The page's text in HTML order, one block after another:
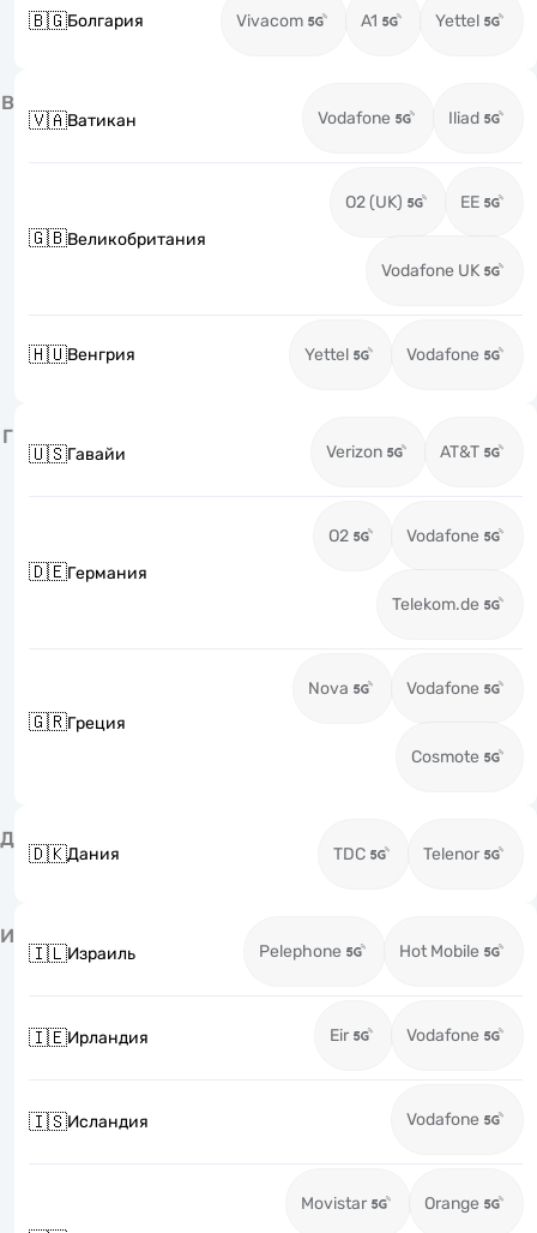
🇧🇬Болгария Vivacom A1 Yettel
В
🇻🇦Ватикан Vodafone Iliad
🇬🇧Великобритания
O2 (UK) EE
Vodafone UK
🇭🇺Венгрия Yettel Vodafone
Г
🇺🇸Гавайи Verizon AT&T
🇩🇪Германия
O2 Vodafone
Telekom.de
🇬🇷Греция
Nova Vodafone
Cosmote
Д
🇩🇰Дания TDC Telenor
И
🇮🇱Израиль Pelephone Hot Mobile
🇮🇪Ирландия Eir Vodafone
🇮🇸Исландия Vodafone
Movistar Orange